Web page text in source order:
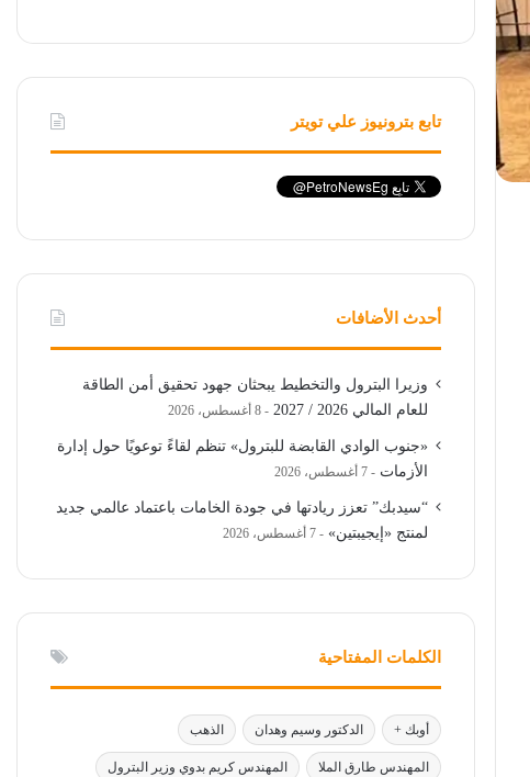
تابع بترونيوز علي تويتر
أحدث الأضافات
وزيرا البترول والتخطيط يبحثان جهود تحقيق أمن الطاقة
للعام المالي 2026 / 2027
8 أغسطس، 2026
«جنوب الوادي القابضة للبترول» تنظم لقاءً توعويًا حول إدارة
الأزمات
7 أغسطس، 2026
“سيدبك” تعزز ريادتها في جودة الخامات باعتماد عالمي جديد
لمنتج «إيجيبتين»
7 أغسطس، 2026
الكلمات المفتاحية
أوبك + الدكتور وسيم وهدان الذهب
المهندس طارق الملا المهندس كريم بدوي وزير البترول